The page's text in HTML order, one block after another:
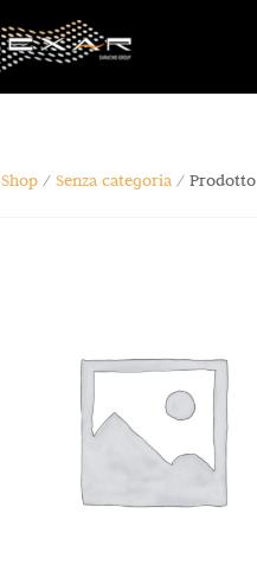
Shop/ Senza categoria/ Prodotto